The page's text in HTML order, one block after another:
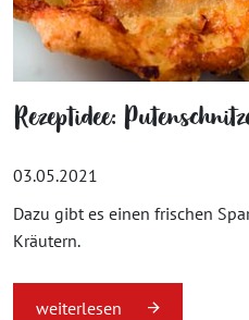
Rezeptidee:
03.05.2021
Dazu gibt es einen frischen
Kräutern.
weiterlesen